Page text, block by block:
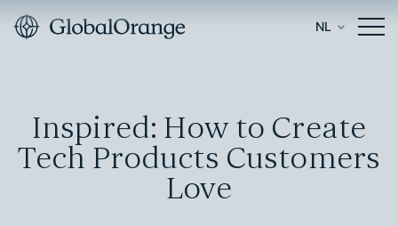
NL
Inspired: How to Create
Tech Products Customers
Love